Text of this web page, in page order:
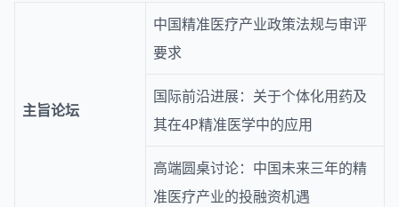
主旨论坛
中国精准医疗产业政策法规与审评
要求
国际前沿进展：关于个体化用药及
其在4P精准医学中的应用
高端圆桌讨论：中国未来三年的精
准医疗产业的投融资机遇